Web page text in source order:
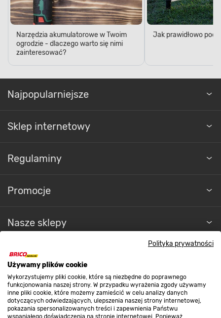
Polityka prywatności
Używamy plików cookie
Wykorzystujemy pliki cookie, które są niezbędne do poprawnego
funkcjonowania naszej strony. W przypadku wyrażenia zgody używamy
inne pliki cookie, które możemy zamieścić w celu analizy danych
dotyczących odwiedzających, ulepszenia naszej strony internetowej,
pokazania spersonalizowanych treści i zapewnienia Państwu
wspaniałego doświadczenia na stronie internetowej. Ponieważ
Narzędzia akumulatorowe w Twoim
ogrodzie - dlaczego warto się nimi
zainteresować?
Jak prawidłowo
Najpopularniejsze
Sklep internetowy
Regulaminy
Promocje
Nasze sklepy
O nas
Kontakt do sklepu